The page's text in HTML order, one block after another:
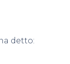
detto: